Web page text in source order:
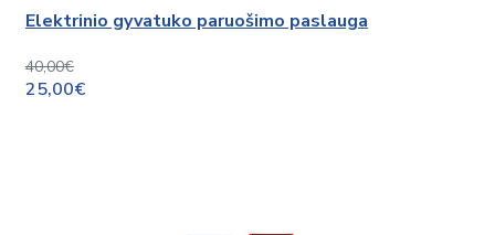
Elektrinio gyvatuko paruošimo paslauga
40,00€
25,00€